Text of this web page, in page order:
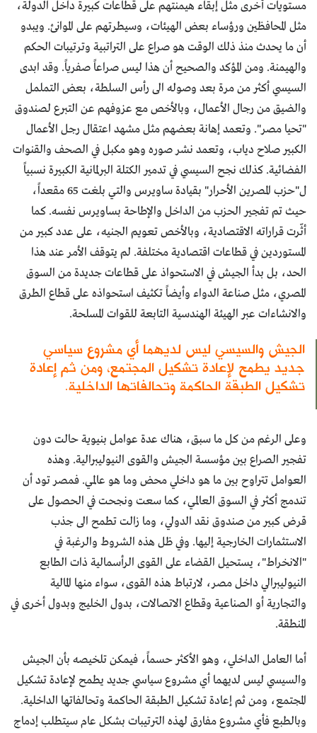
مستويات أخرى مثل إبقاء هيمنتهم على قطاعات كبيرة داخل الدولة،
مثل المحافظين ورؤساء بعض الهيئات، وسيطرتهم على الموانئ. ويبدو
أن ما يحدث منذ ذلك الوقت هو صراع على التراتبية وترتيبات الحكم
والهيمنة. ومن المؤكد والصحيح أن هذا ليس صراعاً صفرياً. وقد ابدى
السيسي أكثر من مرة بعد وصوله الى رأس السلطة، بعض التململ
والضيق من رجال الأعمال، وبالأخص مع عزوفهم عن التبرع لصندوق
"تحيا مصر". وتعمد إهانة بعضهم مثل مشهد اعتقال رجل الأعمال
الكبير صلاح دياب، وتعمد نشر صوره وهو مكبل في الصحف والقنوات
الفضائية. كذلك نجح السيسي في تدمير الكتلة البرلمانية الكبيرة نسبياً
ل"حزب المصرين الأحرار" بقيادة ساويرس والتي بلغت 65 مقعداً،
حيث تم تفجير الحزب من الداخل والإطاحة بساويرس نفسه. كما
أثّرت قراراته الاقتصادية، وبالأخص تعويم الجنيه، على عدد كبير من
المستوردين في قطاعات اقتصادية مختلفة. لم يتوقف الأمر عند هذا
الحد، بل بدأ الجيش في الاستحواذ على قطاعات جديدة من السوق
المصري، مثل صناعة الدواء وأيضاً تكثيف استحواذه على قطاع الطرق
والانشاءات عبر الهيئة الهندسية التابعة للقوات المسلحة.
الجيش والسيسي ليس لديهما أي مشروع سياسي
جديد يطمح لإعادة تشكيل المجتمع، ومن ثم إعادة
تشكيل الطبقة الحاكمة وتحالفاتها الداخلية.
وعلى الرغم من كل ما سبق، هناك عدة عوامل بنيوية حالت دون
تفجير الصراع بين مؤسسة الجيش والقوى النيوليبرالية. وهذه
العوامل تتراوح بين ما هو داخلي محض وما هو عالمي. فمصر تود أن
تندمج أكثر في السوق العالمي، كما سعت ونجحت في الحصول على
قرض كبير من صندوق نقد الدولي، وما زالت تطمح الى جذب
الاستثمارات الخارجية إليها. وفي ظل هذه الشروط والرغبة في
"الانخراط"، يستحيل القضاء على القوى الرأسمالية ذات الطابع
النيوليبرالي داخل مصر، لارتباط هذه القوى، سواء منها المالية
والتجارية أو الصناعية وقطاع الاتصالات، بدول الخليج وبدول أخرى في
المنطقة.
أما العامل الداخلي، وهو الأكثر حسماً، فيمكن تلخيصه بأن الجيش
والسيسي ليس لديهما أي مشروع سياسي جديد يطمح لإعادة تشكيل
المجتمع، ومن ثم إعادة تشكيل الطبقة الحاكمة وتحالفاتها الداخلية.
وبالطبع فأي مشروع مفارق لهذه الترتيبات بشكل عام سيتطلب إدماج